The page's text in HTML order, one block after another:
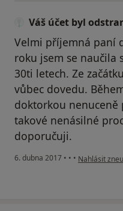
Váš účet byl
Velmi příjemná paní
roku jsem se naučila
30ti letech. Ze
vůbec dovedu.
doktorkou nenuceně
takové nenásilné
doporučuji.
6. dubna 2017 • • • podle názoru
Nahlásit